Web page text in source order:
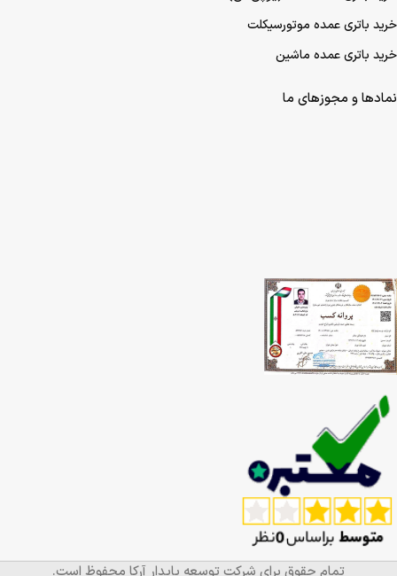
خرید باتری عمده موتورسیکلت
خرید باتری عمده ماشین
نمادها و مجوزهای ما